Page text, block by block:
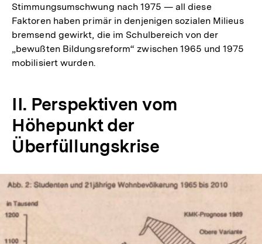
Stimmungsumschwung nach 1975 — all diese
Faktoren haben primär in denjenigen sozialen Milieus
bremsend gewirkt, die im Schulbereich von der
„bewußten Bildungsreform“ zwischen 1965 und 1975
mobilisiert wurden.
II. Perspektiven vom
Höhepunkt der
Überfüllungskrise